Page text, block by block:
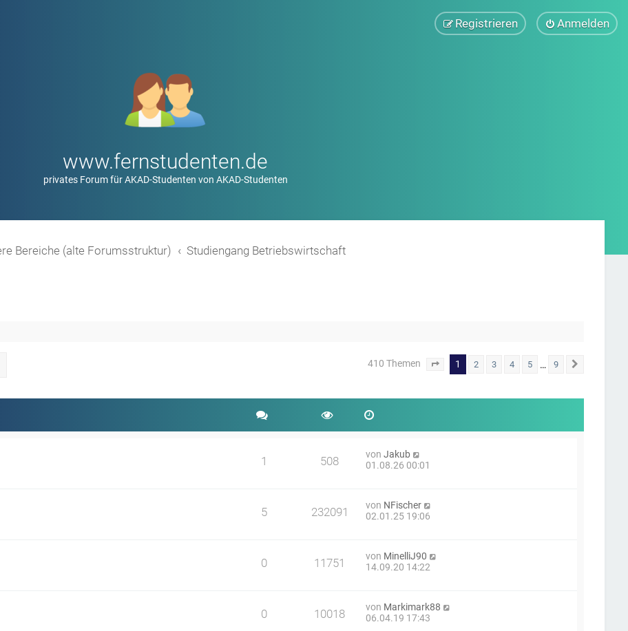
Anmelden
Registrieren
www.fernstudenten.de
privates Forum für AKAD-Studenten von AKAD-Studenten
Bereiche (alte Forumsstruktur) Studiengang Betriebswirtschaft
410 Themen Seite von 9
1 2 3 4 5 … 9
1 508 vonJakub
01.08.26 00:01
5 232091 von NFischer
02.01.25 19:06
0 11751 von MinelliJ90
14.09.20 14:22
0 10018 von Markimark88
06.04.19 17:43